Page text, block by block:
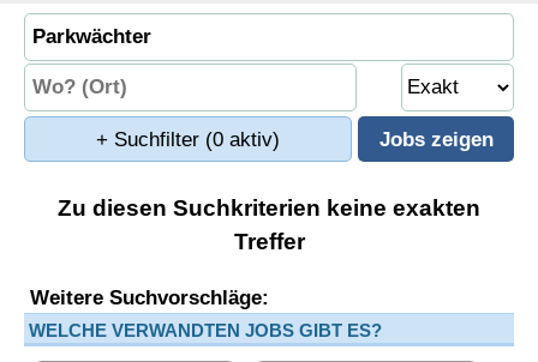
+ Suchfilter (0 aktiv)
Zu diesen Suchkriterien keine exakten
Treffer
Weitere Suchvorschläge:
WELCHE VERWANDTEN JOBS GIBT ES?